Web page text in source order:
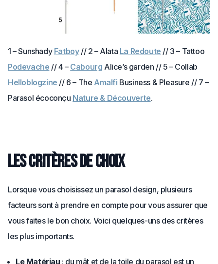
1 – Sunshady Fatboy// 2 – Alata La Redoute // 3 – Tattoo
Podevache // 4 – Cabourg Alice’s garden // 5 – Collab
Helloblogzine // 6 – TheAmalfi Business & Pleasure // 7 –
Parasol écoconçu Nature & Découverte.
Les critères de choix
Lorsque vous choisissez un parasol design, plusieurs
facteurs sont à prendre en compte pour vous assurer que
vous faites le bon choix. Voici quelques-uns des critères
les plus importants.
Le Matériau : du mât et de la toile du parasol est un